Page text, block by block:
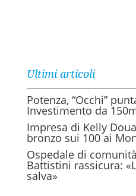
Ultimi articoli
Potenza, “Occhi”
Investimento da
Impresa di Kelly
bronzo sui 100 ai
Ospedale di
Battistini rassicura:
salva»